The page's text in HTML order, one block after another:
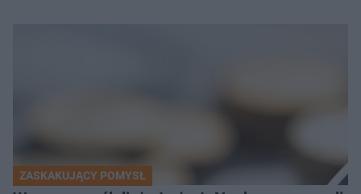
ZASKAKUJĄCY POMYSŁ